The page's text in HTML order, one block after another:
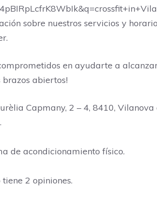
sobre nuestros servicios y
en ayudarte a
brazos abiertos!
Capmany, 2 – 4, 8410, Vilanova
de acondicionamiento físico.
tiene 2 opiniones.